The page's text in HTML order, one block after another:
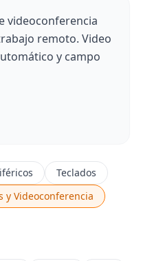
videoconferencia
remoto. Video
y campo
Teclados
y Videoconferencia